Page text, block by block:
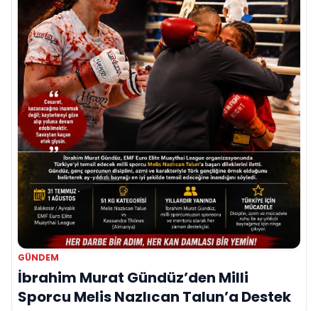
GÜNDEM
İbrahim Murat Gündüz’den Milli
Sporcu Melis Nazlıcan Talun’a Destek